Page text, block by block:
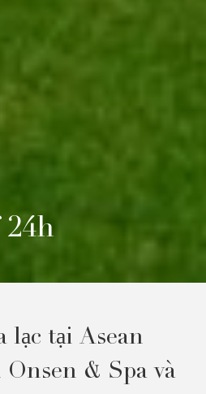
lạc tại Asean
& Spa và